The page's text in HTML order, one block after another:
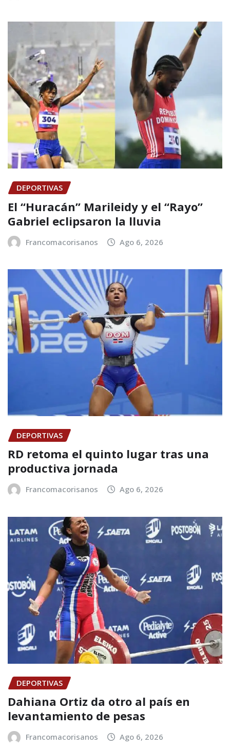
DEPORTIVAS
El “Huracán” Marileidy y el “Rayo”
Gabriel eclipsaron la lluvia
Francomacorisanos Ago 6, 2026
DEPORTIVAS
RD retoma el quinto lugar tras una
productiva jornada
Francomacorisanos Ago 6, 2026
DEPORTIVAS
Dahiana Ortiz da otro al país en
levantamiento de pesas
Francomacorisanos Ago 6, 2026